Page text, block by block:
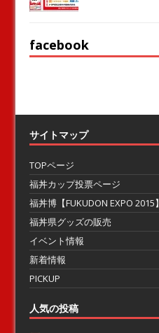
facebook
サイトマップ
TOPページ
福丼カップ投票ページ
福丼博【FUKUDON EXPO 2015】
福丼県グッズの販売
イベント情報
新着情報
PICKUP
人気の投稿